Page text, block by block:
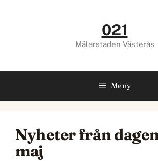
021
Mälarstaden Västerås
Meny
Nyheter från
maj